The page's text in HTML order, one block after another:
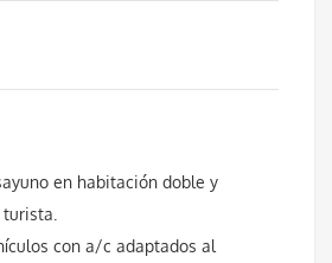
en habitación doble y
con a/c adaptados al